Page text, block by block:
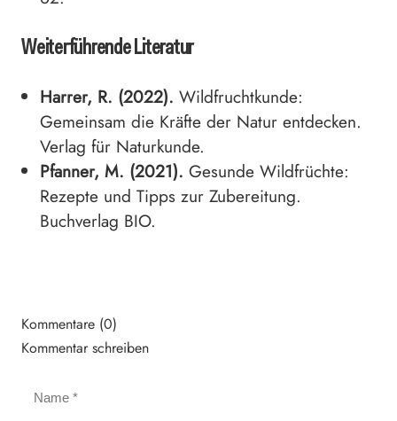
Weiterführende Literatur
Harrer, R. (2022). Wildfruchtkunde:
Gemeinsam die Kräfte der Natur entdecken.
Verlag für Naturkunde.
Pfanner, M. (2021). Gesunde Wildfrüchte:
Rezepte und Tipps zur Zubereitung.
Buchverlag BIO.
Kommentare (0)
Kommentar schreiben